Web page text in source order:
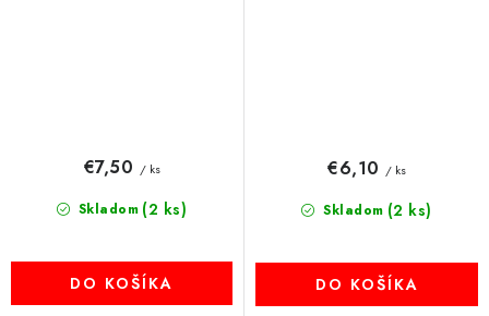
Skladom (2 ks)
€7,50 / ks
DO KOŠÍKA
Skladom (2 ks)
€6,10 / ks
DO KOŠÍKA